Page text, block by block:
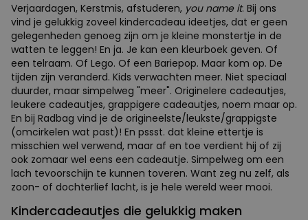
Verjaardagen, Kerstmis, afstuderen, you name it. Bij ons
vind je gelukkig zoveel kindercadeau ideetjes, dat er geen
gelegenheden genoeg zijn om je kleine monstertje in de
watten te leggen! En ja. Je kan een kleurboek geven. Of
een telraam. Of Lego. Of een Bariepop. Maar kom op. De
tijden zijn veranderd. Kids verwachten meer. Niet speciaal
duurder, maar simpelweg "meer". Originelere cadeautjes,
leukere cadeautjes, grappigere cadeautjes, noem maar op.
En bij Radbag vind je de origineelste/leukste/grappigste
(omcirkelen wat past)! En pssst. dat kleine ettertje is
misschien wel verwend, maar af en toe verdient hij of zij
ook zomaar wel eens een cadeautje. Simpelweg om een
lach tevoorschijn te kunnen toveren. Want zeg nu zelf, als
zoon- of dochterlief lacht, is je hele wereld weer mooi.
Kindercadeautjes die gelukkig maken